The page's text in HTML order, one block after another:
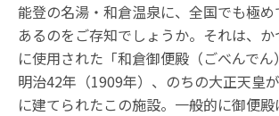
能登の名湯・和倉温泉に、全国でも極
あるのをご存知でしょうか。それは、
に使用された「和倉御便殿（ごべんでん
明治42年（1909年）、のちの大正天皇
に建てられたこの施設。一般的に御便